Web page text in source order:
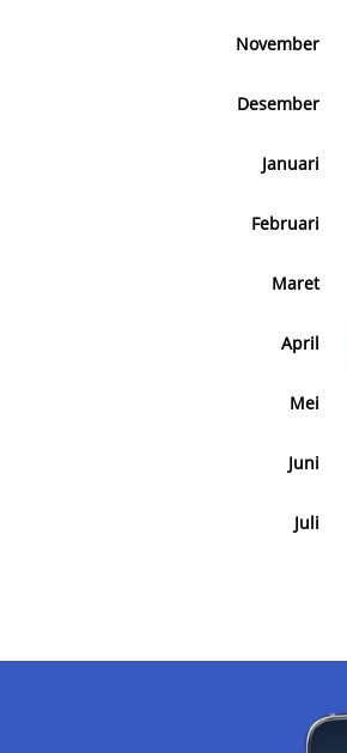
November
Desember
Januari
Februari
Maret
April
Mei
Juni
Juli